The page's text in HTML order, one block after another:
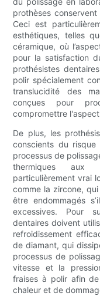
prothèses
Ceci est
esthétiques, telles
céramique, où
pour la satisfaction
prothésistes
polir spécialement
translucidité des
conçues pour
compromettre
De plus, les
conscients du
processus de
thermiques aux
particulièrement vrai
comme la zircone,
être endommagés
excessives. Pour
dentaires doivent
refroidissement
de diamant, qui
processus de
vitesse et la
fraises à polir afin
chaleur et de